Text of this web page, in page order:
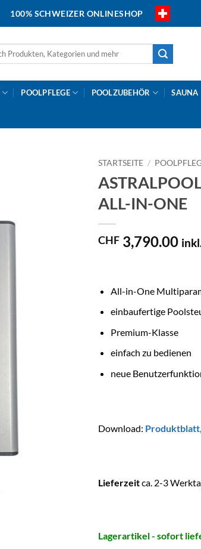
100% SCHWEIZER ONLINESHOP
POOLPFLEGE POOLZUBEHÖR SAUNA
STARTSEITE /
ALL-IN-ONE
CHF 3,790.00
All-in-One
einbaufertige
Premium-Klasse
einfach zu bedienen
neue
Download: Produktblatt
Lieferzeitca. 2-3
Lagerartikel - sofort